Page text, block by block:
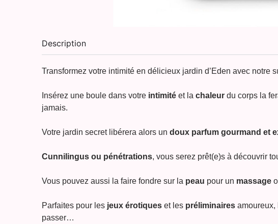
Description
Transformez votre intimité en délicieux jardin d’Eden avec notre
Insérez une boule dans votre intimité et la chaleur du corps la
jamais.
Votre jardin secret libérera alors un doux parfum gourmand et
Cunnilingus ou pénétrations, vous serez prêt(e)s à découvrir
Vous pouvez aussi la faire fondre sur la peau pour un massage
Parfaites pour les jeux érotiques et les préliminaires amoureux,
passer…